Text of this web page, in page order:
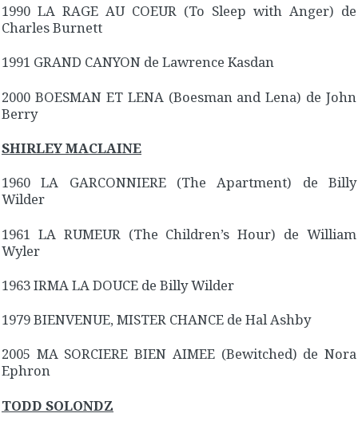
1990 LA RAGE AU COEUR (To Sleep with Anger) de
Charles Burnett
1991 GRAND CANYON de Lawrence Kasdan
2000 BOESMAN ET LENA (Boesman and Lena) de John
Berry
SHIRLEY MACLAINE
1960 LA GARCONNIERE (The Apartment) de Billy
Wilder
1961 LA RUMEUR (The Children’s Hour) de William
Wyler
1963 IRMA LA DOUCE de Billy Wilder
1979 BIENVENUE, MISTER CHANCE de Hal Ashby
2005 MA SORCIERE BIEN AIMEE (Bewitched) de Nora
Ephron
TODD SOLONDZ